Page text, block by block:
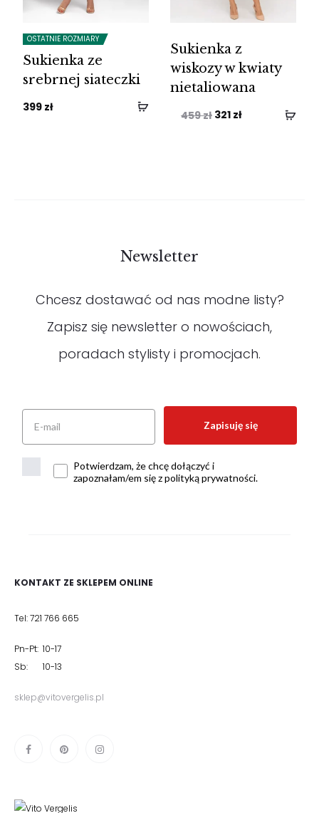
OSTATNIE ROZMIARY
Sukienka ze
srebrnej siateczki
399 zł
Sukienka z
wiskozy w kwiaty
nietaliowana
459zł Pierwotna
321 złAktualna
Newsletter
Chcesz dostawać od nas modne listy?
Zapisz się newsletter o nowościach,
poradach stylisty i promocjach.
Zapisuję się
Potwierdzam, że chcę dołączyć i
zapoznałam/em się z polityką prywatności.
KONTAKT ZE SKLEPEM ONLINE
Tel: 721 766 665
Pn-Pt: 10-17
Sb: 10-13
sklep@vitovergelis.pl